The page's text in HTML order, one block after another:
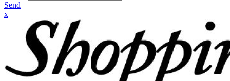
Send
x